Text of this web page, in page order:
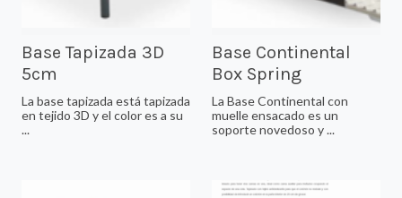
Base Tapizada 3D
5cm
La base tapizada está tapizada
en tejido 3D y el color es a su
...
Base Continental
Box Spring
La Base Continental con
muelle ensacado es un
soporte novedoso y ...